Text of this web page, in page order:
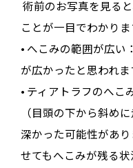
術前のお写真を見る
ことが一目でわかりま
• へこみの範囲が広い
が広かったと思われま
• ティアトラフのへこ
（目頭の下から斜め
深かった可能性があり
せてもへこみが残る状